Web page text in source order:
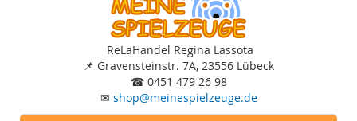
ReLaHandel Regina Lassota
📌 Gravensteinstr. 7A, 23556 Lübeck
☎ 0451 479 26 98
✉ shop@meinespielzeuge.de